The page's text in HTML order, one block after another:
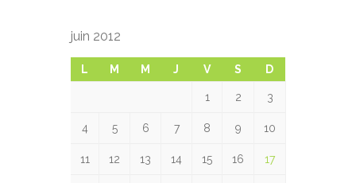
juin 2012
L M M J V S D
1 2 3
4 5 6 7 8 9 10
11 12 13 14 15 16 17